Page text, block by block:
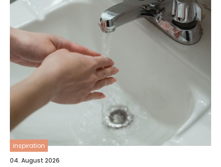
inspiration
04. August 2026